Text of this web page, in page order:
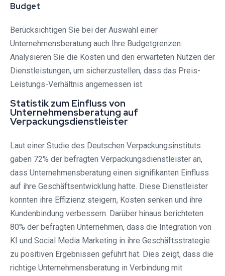
Budget
Berücksichtigen Sie bei der Auswahl einer
Unternehmensberatung auch Ihre Budgetgrenzen.
Analysieren Sie die Kosten und den erwarteten Nutzen der
Dienstleistungen, um sicherzustellen, dass das Preis-
Leistungs-Verhältnis angemessen ist.
Statistik zum Einfluss von
Unternehmensberatung auf
Verpackungsdienstleister
Laut einer Studie des Deutschen Verpackungsinstituts
gaben 72% der befragten Verpackungsdienstleister an,
dass Unternehmensberatung einen signifikanten Einfluss
auf ihre Geschäftsentwicklung hatte. Diese Dienstleister
konnten ihre Effizienz steigern, Kosten senken und ihre
Kundenbindung verbessern. Darüber hinaus berichteten
80% der befragten Unternehmen, dass die Integration von
KI und Social Media Marketing in ihre Geschäftsstrategie
zu positiven Ergebnissen geführt hat. Dies zeigt, dass die
richtige Unternehmensberatung in Verbindung mit